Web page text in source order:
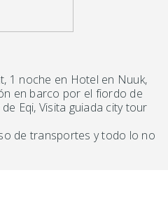
1 noche en Hotel en Nuuk,
en barco por el fiordo de
Eqi, Visita guiada city tour
de transportes y todo lo no